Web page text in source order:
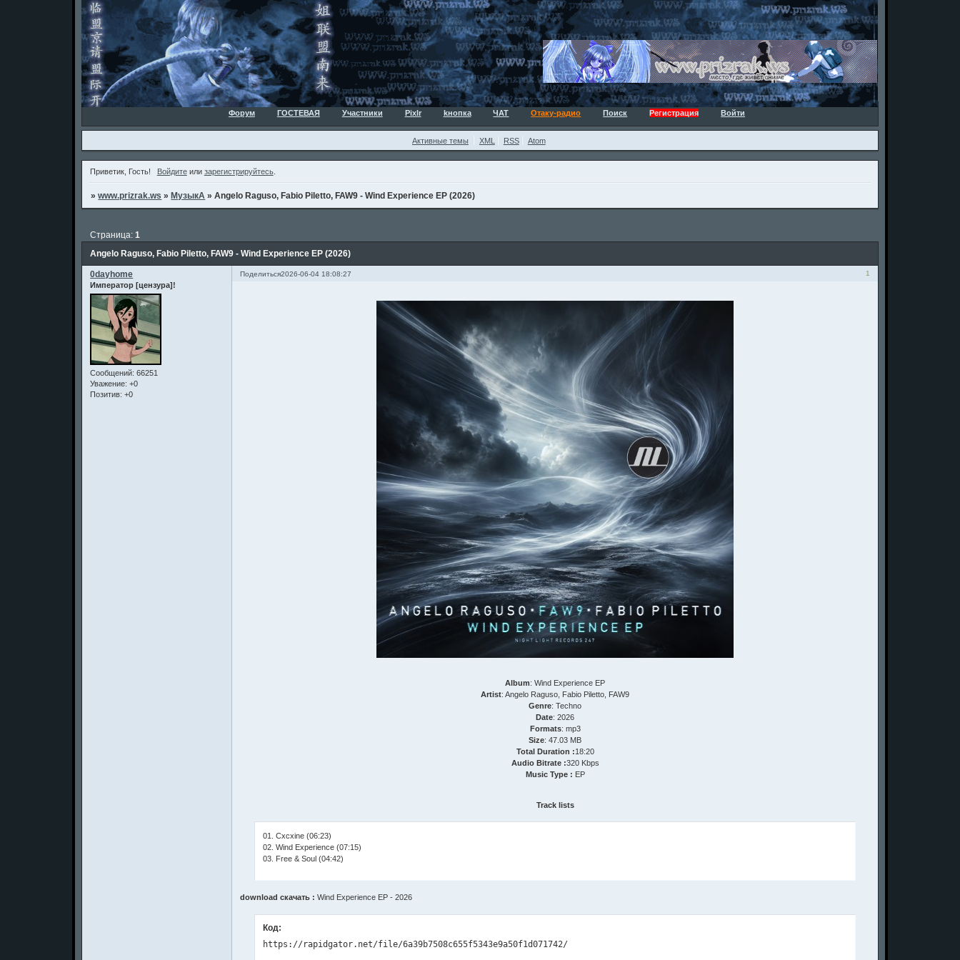
Форум ГОСТЕВАЯ Участники Pixlr kнопка ЧАТ Отаку-радио Поиск Регистрация Войти
Активные темы XML RSS Atom
Приветик, Гость! Войдитеили зарегистрируйтесь.
»www.prizrak.ws » МузыкА »Angelo Raguso, Fabio Piletto, FAW9 - Wind Experience EP (2026)
Angelo Raguso, Fabio Piletto, FAW9 - Wind Experience EP (2026)
Страница:1
Поделиться 1
2026-06-04 18:08:27
0dayhome
Император [цензура]!
Сообщений: 66251
Уважение: +0
Позитив: +0
Album: Wind Experience EP
Artist: Angelo Raguso, Fabio Piletto, FAW9
Genre: Techno
Date: 2026
Formats: mp3
Size: 47.03 MB
Total Duration :18:20
Audio Bitrate :320 Kbps
Music Type : EP
Track lists
01. Cxcxine (06:23)
02. Wind Experience (07:15)
03. Free & Soul (04:42)
download скачать : Wind Experience EP - 2026
Код: